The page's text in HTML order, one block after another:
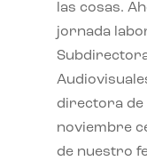
las cosas.
jornada
directora de
noviembre
de nuestro